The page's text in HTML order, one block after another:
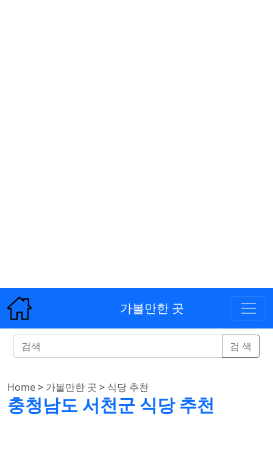
가볼만한 곳
검 색
Home> 가볼만한 곳 > 식당 추천
충청남도 서천군 식당 추천